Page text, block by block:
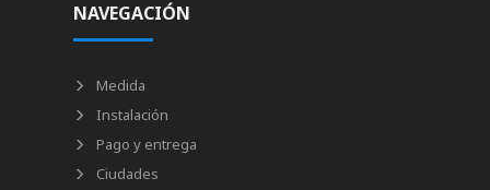
NAVEGACIÓN
Medida
Instalación
Pago y entrega
Ciudades